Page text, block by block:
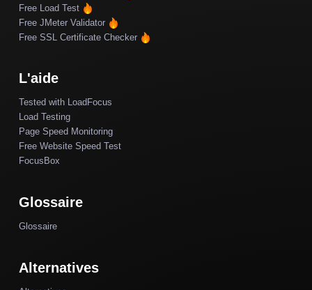
Free Load Test
Free JMeter Validator
Free SSL Certificate Checker
L'aide
Tested with LoadFocus
Load Testing
Page Speed Monitoring
Free Website Speed Test
FocusBox
Glossaire
Glossaire
Alternatives